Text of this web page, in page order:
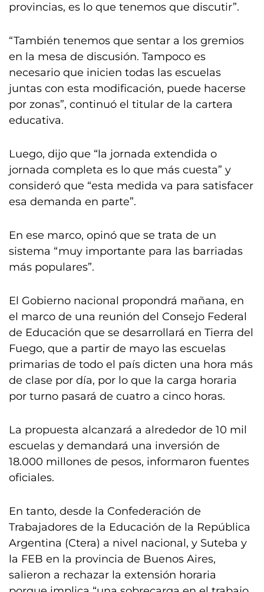
provincias, es lo que tenemos que discutir”.
“También tenemos que sentar a los gremios
en la mesa de discusión. Tampoco es
necesario que inicien todas las escuelas
juntas con esta modificación, puede hacerse
por zonas”, continuó el titular de la cartera
educativa.
Luego, dijo que “la jornada extendida o
jornada completa es lo que más cuesta” y
consideró que “esta medida va para satisfacer
esa demanda en parte”.
En ese marco, opinó que se trata de un
sistema “muy importante para las barriadas
más populares”.
El Gobierno nacional propondrá mañana, en
el marco de una reunión del Consejo Federal
de Educación que se desarrollará en Tierra del
Fuego, que a partir de mayo las escuelas
primarias de todo el país dicten una hora más
de clase por día, por lo que la carga horaria
por turno pasará de cuatro a cinco horas.
La propuesta alcanzará a alrededor de 10 mil
escuelas y demandará una inversión de
18.000 millones de pesos, informaron fuentes
oficiales.
En tanto, desde la Confederación de
Trabajadores de la Educación de la República
Argentina (Ctera) a nivel nacional, y Suteba y
la FEB en la provincia de Buenos Aires,
salieron a rechazar la extensión horaria